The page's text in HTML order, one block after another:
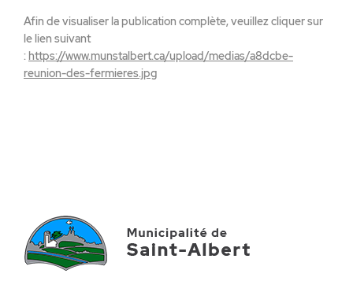
Afin de visualiser la publication complète, veuillez cliquer sur
le lien suivant
: https://www.munstalbert.ca/upload/medias/a8dcbe-
reunion-des-fermieres.jpg